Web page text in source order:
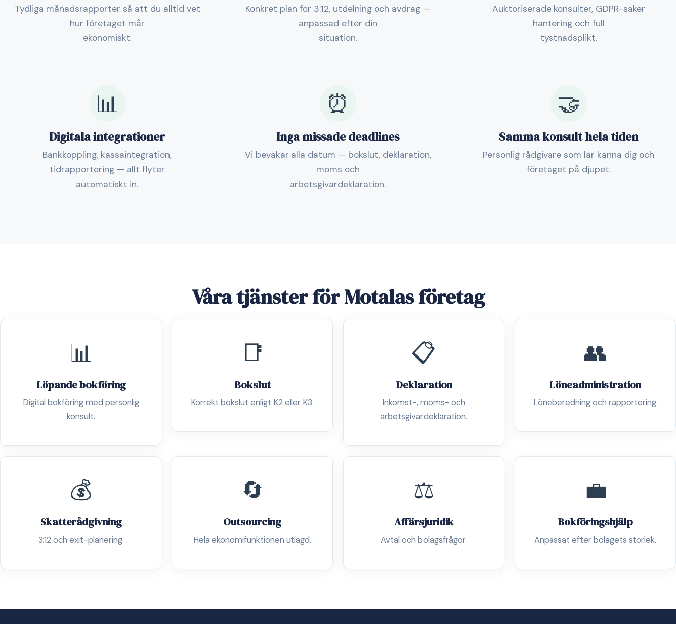
Tydliga månadsrapporter så att du alltid vet
hur företaget mår
ekonomiskt.
Konkret plan för 3:12, utdelning och avdrag —
anpassad efter din
situation.
Auktoriserade konsulter, GDPR-säker
hantering och full
tystnadsplikt.
📊
Digitala integrationer
Bankkoppling, kassaintegration,
tidrapportering — allt flyter
automatiskt in.
⏰
Inga missade deadlines
Vi bevakar alla datum — bokslut, deklaration,
moms och
arbetsgivardeklaration.
🤝
Samma konsult hela tiden
Personlig rådgivare som lär känna dig och
företaget på djupet.
Våra tjänster för Motalas företag
📊
Löpande bokföring
Digital bokföring med personlig
konsult.
📑
Bokslut
Korrekt bokslut enligt K2 eller K3.
📋
Deklaration
Inkomst-, moms- och
arbetsgivardeklaration.
👥
Löneadministration
Löneberedning och rapportering.
💰
Skatterådgivning
3:12 och exit-planering.
🔄
Outsourcing
Hela ekonomifunktionen utlagd.
⚖️
Affärsjuridik
Avtal och bolagsfrågor.
💼
Bokföringshjälp
Anpassat efter bolagets storlek.